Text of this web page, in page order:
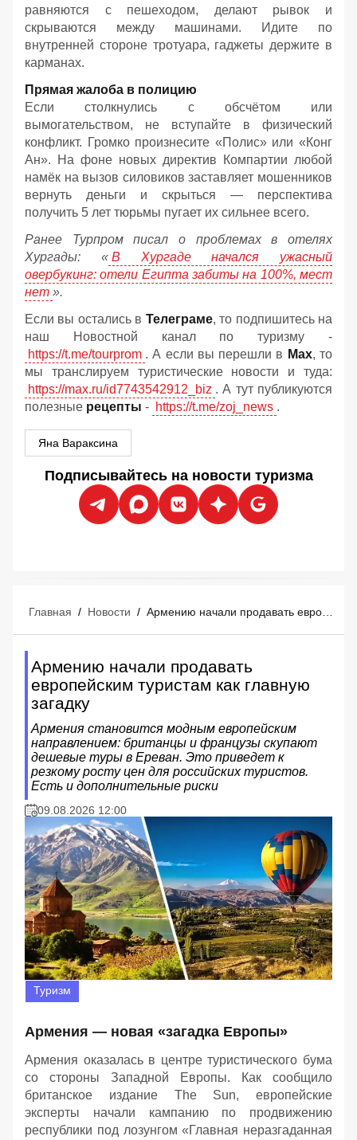
равняются с пешеходом, делают рывок и
скрываются между машинами. Идите по
внутренней стороне тротуара, гаджеты держите в
карманах.
Прямая жалоба в полицию
Если столкнулись с обсчётом или
вымогательством, не вступайте в физический
конфликт. Громко произнесите «Полис» или «Конг
Ан». На фоне новых директив Компартии любой
намёк на вызов силовиков заставляет мошенников
вернуть деньги и скрыться — перспектива
получить 5 лет тюрьмы пугает их сильнее всего.
Ранее Турпром писал о проблемах в отелях
Хургады: « В Хургаде начался ужасный
овербукинг: отели Египта забиты на 100%, мест
нет ».
Если вы остались в Телеграме, то подпишитесь на
наш Новостной канал по туризму -
https://t.me/tourprom . А если вы перешли в Мах, то
мы транслируем туристические новости и туда:
https://max.ru/id7743542912_biz . А тут публикуются
полезные рецепты - https://t.me/zoj_news .
Яна Вараксина
Подписывайтесь на новости туризма
Главная / Новости /
Армению начали продавать
европейским туристам как главную
загадку
Армения становится модным европейским
направлением: британцы и французы скупают
дешевые туры в Ереван. Это приведет к
резкому росту цен для российских туристов.
Есть и дополнительные риски
09.08.2026 12:00
Туризм
Армения — новая «загадка Европы»
Армения оказалась в центре туристического бума
со стороны Западной Европы. Как сообщило
британское издание The Sun, европейские
эксперты начали кампанию по продвижению
республики под лозунгом «Главная неразгаданная